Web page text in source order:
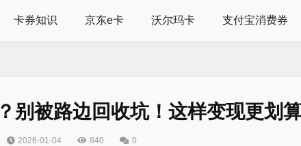
卡券知识 京东e卡 沃尔玛卡 支付宝消费券
别被路边回收坑！这样变现更划
2026-01-04 840 0